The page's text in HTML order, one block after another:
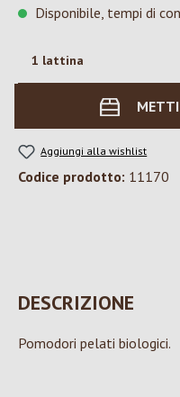
Disponibile, tempi di
Aggiungi alla wishlist
Codice prodotto: 11170
DESCRIZIONE
Pomodori pelati biologici.